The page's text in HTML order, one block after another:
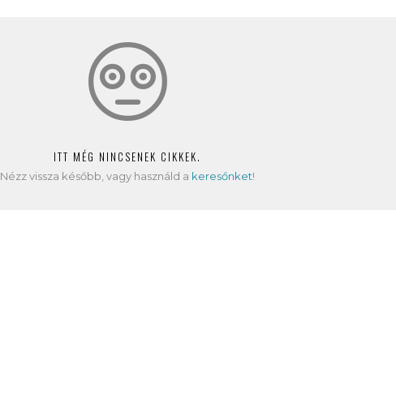
ITT MÉG NINCSENEK CIKKEK.
Nézz vissza később, vagy használd a keresőnket!